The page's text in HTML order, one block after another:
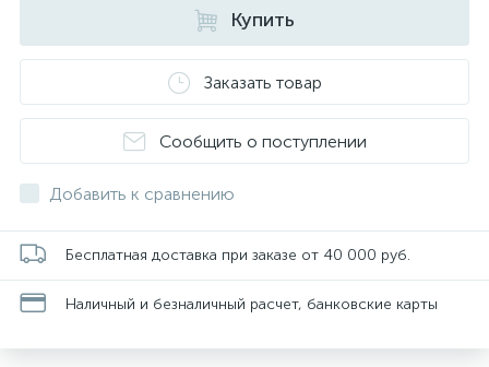
Купить
Заказать товар
Сообщить о поступлении
Добавить к сравнению
Бесплатная доставка при заказе от 40 000 руб.
Наличный и безналичный расчет, банковские карты